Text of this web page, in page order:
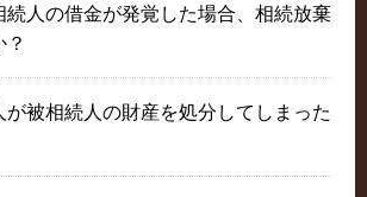
続人の借金が発覚した場合、相続放棄
が被相続人の財産を処分してしまった